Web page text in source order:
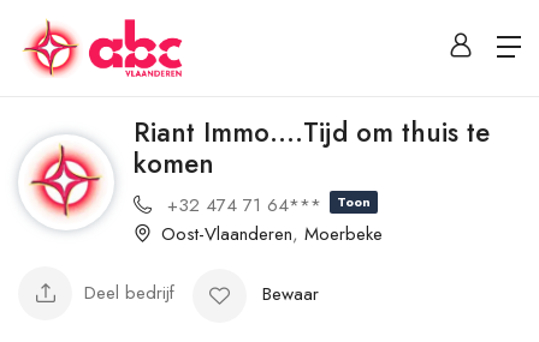
Riant Immo….Tijd om thuis te
komen
+32 474 71 64*** Toon
Oost-Vlaanderen, Moerbeke
Deel bedrijf Bewaar